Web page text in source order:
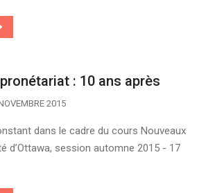
: 10 ans après
2015
dans le cadre du cours Nouveaux
d’Ottawa, session automne 2015 - 17